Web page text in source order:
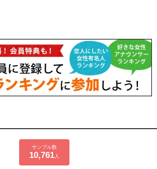
サンプル数
10,761 人